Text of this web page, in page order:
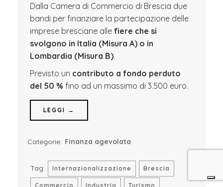
Dalla Camera di Commercio di Brescia due
bandi per finanziare la partecipazione delle
imprese bresciane alle fiere che si
svolgono in Italia (Misura A) o in
Lombardia (Misura B).
Previsto un contributo a fondo perduto
del 50 % fino ad un massimo di 3.500 euro.
LEGGI →
Categorie: Finanza agevolata
Tag: Internazionalizzazione Brescia
Commercio Industria Turismo